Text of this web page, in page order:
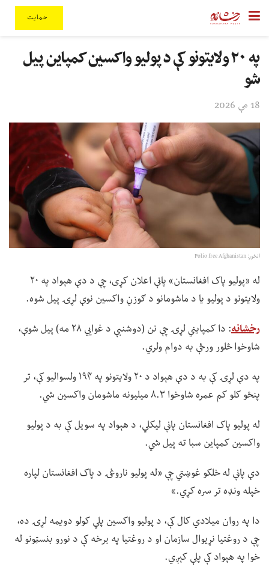
حمایت
په ۲۰ ولایتونو کې د پولیو واکسین کمپاین پیل
شو
18 مې 2026
انځور: Polio free Afghanistan
له «پولیو پاک افغانستان» پاڼې اعلان کړی، چې د دې هېواد په ۲۰
ولایتونو د پولیو یا د ماشومانو د ګوزڼ واکسین نوې لړۍ پیل شوه.
رخشانه
: دا کمپایني لړۍ چې نن (دوشنبې د غوايي ۲۸ مه) پیل شوې،
شاوخوا څلور ورځې به دوام ولري.
په دې لړۍ کې به د دې هېواد د ۲۰ ولایتونو په ۱۹۴ ولسوالیو کې، تر
پنځو کلو کم عمره شاوخوا ۸.۳ میلیونه ماشومان واکسین شي.
له پولیو پاک افغانستان پاڼې لیکلي، د هېواد په سویل کې به د پولیو
واکسین کمپاین سبا ته پیل شي.
دې پاڼې له خلکو غوښتي چې «له پولیو ناروغۍ د پاک افغانستان لپاره
خپله ونډه تر سره کړي.»
دا په روان میلادي کال کې، د پولیو واکسین پلي کولو دویمه لړۍ ده،
چې د روغتیا نړیوال سازمان او د روغتیا په برخه کې د نورو بنسټونو له
خوا په هېواد کې پلې کېږي.